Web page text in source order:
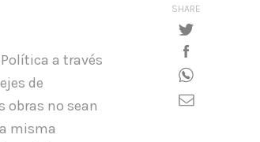
a través
de
obras no sean
misma
SHARE